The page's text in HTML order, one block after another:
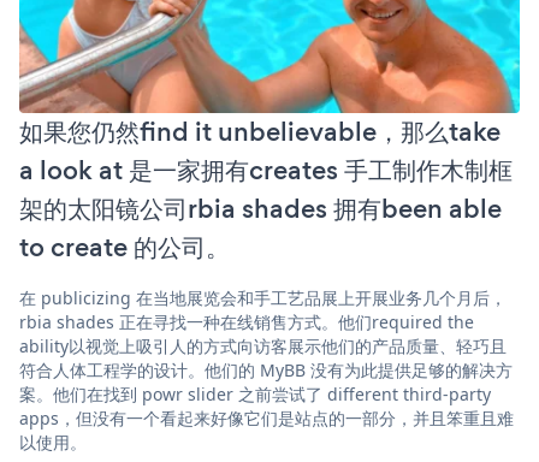
如果您仍然find it unbelievable，那么take
a look at 是一家拥有creates 手工制作木制框
架的太阳镜公司rbia shades 拥有been able
to create 的公司。
在 publicizing 在当地展览会和手工艺品展上开展业务几个月后，
rbia shades 正在寻找一种在线销售方式。他们required the
ability以视觉上吸引人的方式向访客展示他们的产品质量、轻巧且
符合人体工程学的设计。他们的 MyBB 没有为此提供足够的解决方
案。他们在找到 powr slider 之前尝试了 different third-party
apps，但没有一个看起来好像它们是站点的一部分，并且笨重且难
以使用。